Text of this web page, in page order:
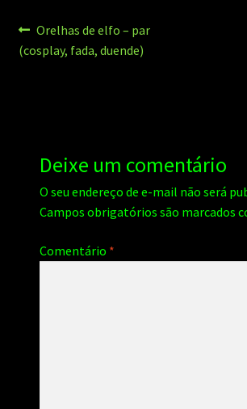
Navegação
de
Post
anterior:
Orelhas de elfo – par
(cosplay, fada, duende)
Deixe um comentário
O seu endereço de e-mail não será
Campos obrigatórios são marcados
Comentário *